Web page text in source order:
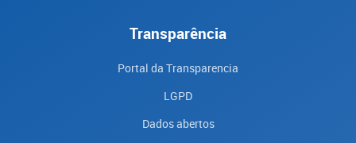
Transparência
Portal da Transparencia
LGPD
Dados abertos